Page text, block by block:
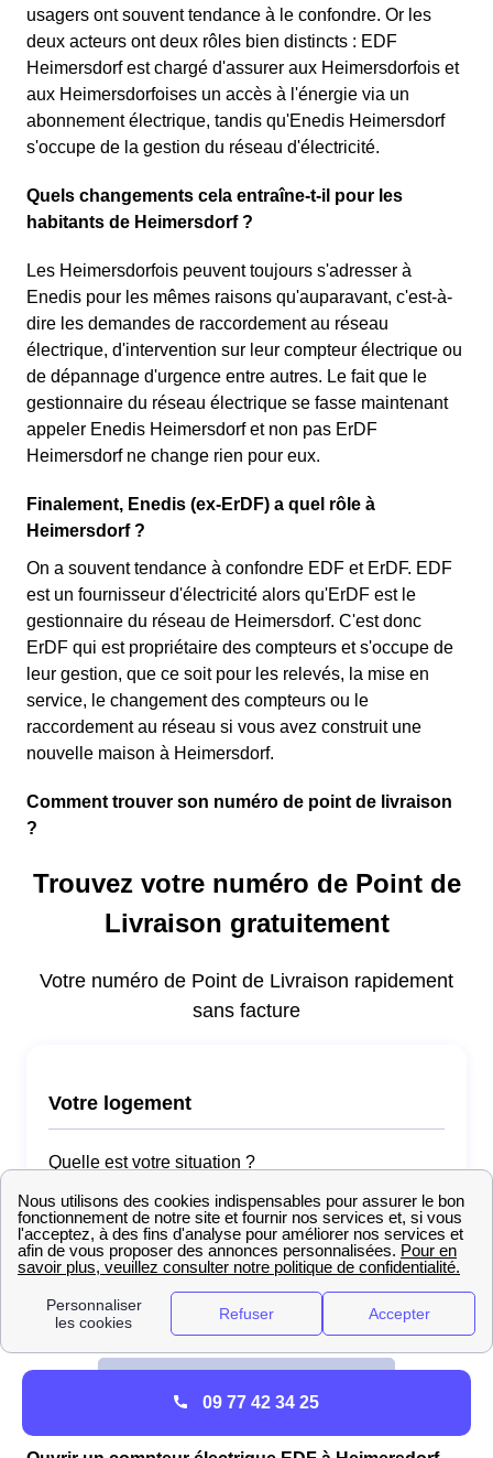
usagers ont souvent tendance à le confondre. Or les
deux acteurs ont deux rôles bien distincts : EDF
Heimersdorf est chargé d'assurer aux Heimersdorfois et
aux Heimersdorfoises un accès à l'énergie via un
abonnement électrique, tandis qu'Enedis Heimersdorf
s'occupe de la gestion du réseau d'électricité.
Quels changements cela entraîne-t-il pour les
habitants de Heimersdorf ?
Les Heimersdorfois peuvent toujours s'adresser à
Enedis pour les mêmes raisons qu'auparavant, c'est-à-
dire les demandes de raccordement au réseau
électrique, d'intervention sur leur compteur électrique ou
de dépannage d'urgence entre autres. Le fait que le
gestionnaire du réseau électrique se fasse maintenant
appeler Enedis Heimersdorf et non pas ErDF
Heimersdorf ne change rien pour eux.
Finalement, Enedis (ex-ErDF) a quel rôle à
Heimersdorf ?
On a souvent tendance à confondre EDF et ErDF. EDF
est un fournisseur d'électricité alors qu'ErDF est le
gestionnaire du réseau de Heimersdorf. C'est donc
ErDF qui est propriétaire des compteurs et s'occupe de
leur gestion, que ce soit pour les relevés, la mise en
service, le changement des compteurs ou le
raccordement au réseau si vous avez construit une
nouvelle maison à Heimersdorf.
Comment trouver son numéro de point de livraison
?
09 77 42 34 25